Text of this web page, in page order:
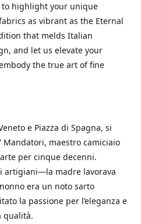
highlight your unique
as vibrant as the Eternal
that melds Italian
and let us elevate your
the true art of fine
e Piazza di Spagna, si
Mandatori, maestro camiciaio
per cinque decenni.
artigiani—la madre lavorava
era un noto sarto
la passione per l’eleganza e
qualità.